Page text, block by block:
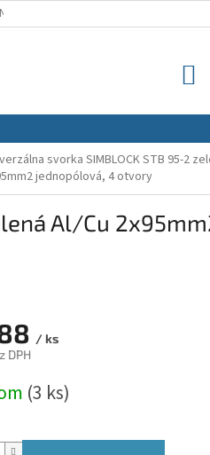
ÚDAJOV
svorka SIMBLOCK STB 95-2
jednopólová, 4 otvory
Al/Cu
/ ks
DPH
(3 ks)